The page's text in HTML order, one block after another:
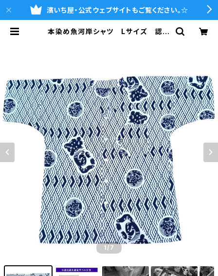
濱いち屋・公式ウェブサイトもご覧ください。☆
本染め魚河岸シャツ Lサイズ 認定
シャツの濱いち屋・通販サイト
1/7